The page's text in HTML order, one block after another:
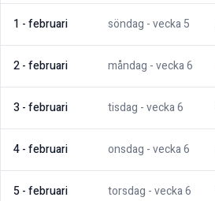
1 -februari söndag - vecka5
2-februari måndag - vecka6
3 -februari tisdag - vecka6
4-februari onsdag - vecka6
5-februari torsdag - vecka6